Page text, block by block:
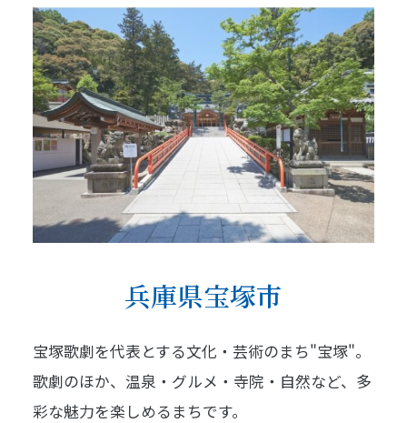
兵庫県宝塚市
宝塚歌劇を代表とする文化・芸術のまち"宝塚"。
歌劇のほか、温泉・グルメ・寺院・自然など、多
彩な魅力を楽しめるまちです。